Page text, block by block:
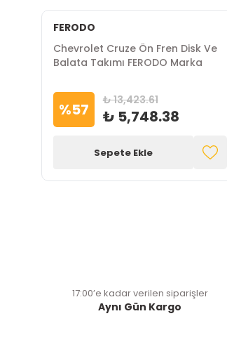
FERODO
Chevrolet Cruze Ön Fren Disk Ve
Balata Takımı FERODO Marka
%57 ₺ 13,423.61
₺ 5,748.38
Sepete Ekle
17:00’e kadar verilen siparişler
Aynı Gün Kargo